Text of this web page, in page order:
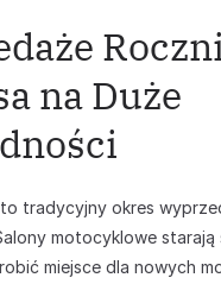
na Duże
tradycyjny okres
motocyklowe starają
miejsce dla nowych